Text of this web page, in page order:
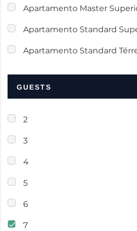
Apartamento Master
Apartamento Standard
Apartamento Standard
GUESTS
2
3
4
5
6
7